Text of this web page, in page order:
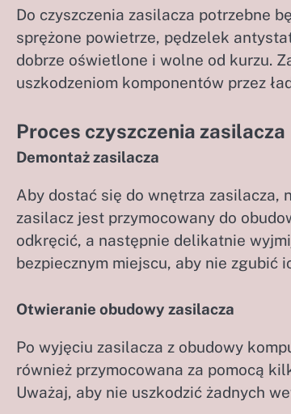
Do czyszczenia zasilacza potrzebne
sprężone powietrze, pędzelek
dobrze oświetlone i wolne od kurzu.
uszkodzeniom komponentów przez
Proces czyszczenia zasilacza
Demontaż zasilacza
Aby dostać się do wnętrza zasilacza,
zasilacz jest przymocowany do
odkręcić, a następnie delikatnie
bezpiecznym miejscu, aby nie zgubić
Otwieranie obudowy zasilacza
Po wyjęciu zasilacza z obudowy
również przymocowana za pomocą
Uważaj, aby nie uszkodzić żadnych